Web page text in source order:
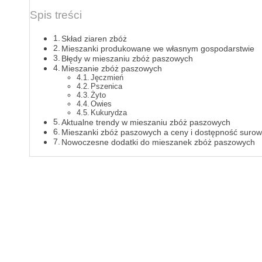
Spis treści
Skład ziaren zbóż
Mieszanki produkowane we własnym gospodarstwie
Błędy w mieszaniu zbóż paszowych
Mieszanie zbóż paszowych
Jęczmień
Pszenica
Żyto
Owies
Kukurydza
Aktualne trendy w mieszaniu zbóż paszowych
Mieszanki zbóż paszowych a ceny i dostępność
Nowoczesne dodatki do mieszanek zbóż paszowych